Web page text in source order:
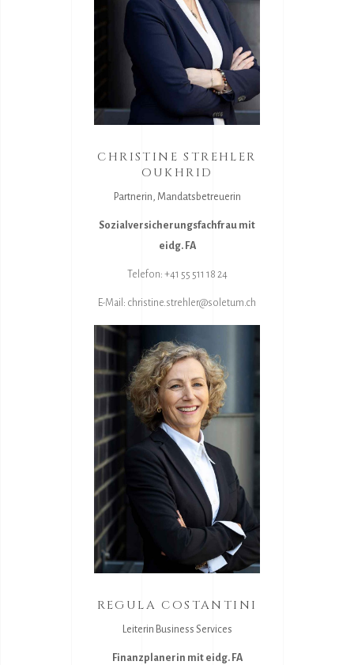
CHRISTINE STREHLER
OUKHRID
Partnerin, Mandatsbetreuerin
Sozialversicherungsfachfrau mit
eidg. FA
Telefon: +41 55 511 18 24
E-Mail: christine.strehler@soletum.ch
REGULA COSTANTINI
Leiterin Business Services
Finanzplanerin mit eidg. FA